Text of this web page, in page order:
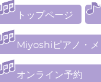
トップページ
Miyoshiピアノ・メ
オンライン予約